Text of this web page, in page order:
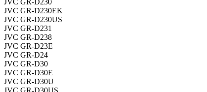
JVC GR-D230
JVC GR-D230EK
JVC GR-D230US
JVC GR-D231
JVC GR-D238
JVC GR-D23E
JVC GR-D24
JVC GR-D30
JVC GR-D30E
JVC GR-D30U